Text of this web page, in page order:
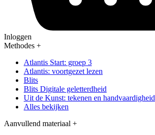
Inloggen
Methodes +
Atlantis Start: groep 3
Atlantis: voortgezet lezen
Blits
Blits Digitale geletterdheid
Uit de Kunst: tekenen en handvaardigheid
Alles bekijken
Aanvullend materiaal +